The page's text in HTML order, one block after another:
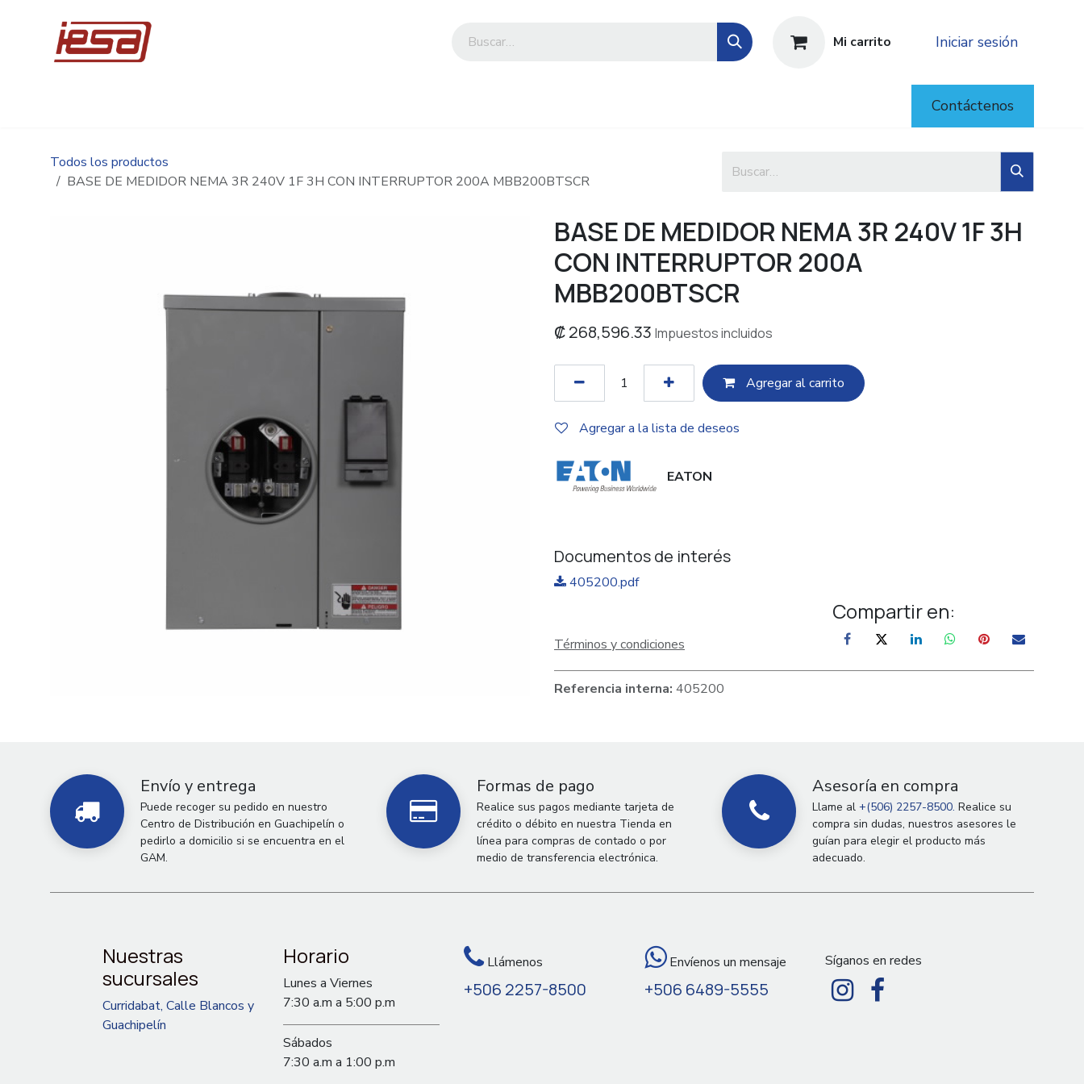
Mi carrito
Iniciar sesión
Contáctenos
Todos los productos
BASE DE MEDIDOR NEMA 3R 240V 1F 3H CON INTERRUPTOR 200A MBB200BTSCR
BASE DE MEDIDOR NEMA 3R 240V 1F 3H
CON INTERRUPTOR 200A
MBB200BTSCR
₡268,596.33 Impuestos incluidos
Agregar al c​​arrito
Agregar a la lista de deseos
EATON
Documentos de interés
405200.pdf
Términos y condiciones
Compartir en:
Referencia interna: 405200
Envío y entrega
Puede recoger su pedido en nuestro
Centro de Distribución en Guachipelín o
pedirlo a domicilio si se encuentra en el
GAM.
Formas de pago
Realice sus pagos mediante tarjeta de
crédito o débito en nuestra Tienda en
línea para compras de contado o por
medio de transferencia electrónica.
Asesoría en compra
Llame al+(506) 2257-8500. Realice su
compra sin dudas, nuestros asesores le
guían para elegir el producto más
adecuado.
Nuestras
sucursales
Curridabat, Calle Blancos y
Guachipelín
Horario
Lunes a Viernes
7:30 a.m a 5:00 p.m
Sábados
7:30 a.m a 1:00 p.m
Llámenos
+506 2257-8500
Envíenos un mensaje
+506 6489-5555
Síganos en redes